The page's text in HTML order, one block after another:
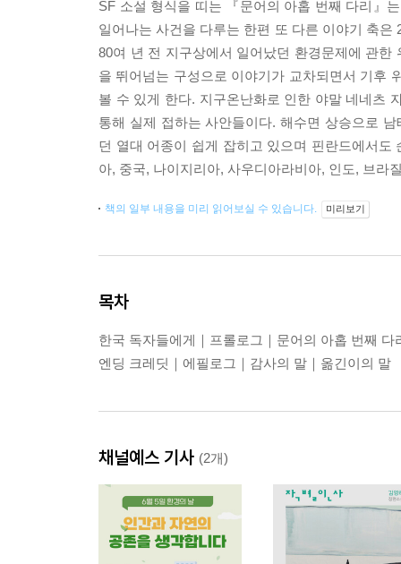
SF 소설 형식을 띠는 『문어의 아홉 번째 다리』
일어나는 사건을 다루는 한편 또 다른 이야기 축
80여 년 전 지구상에서 일어났던 환경문제에 관
을 뛰어넘는 구성으로 이야기가 교차되면서 기후
볼 수 있게 한다. 지구온난화로 인한 야말 네네츠
통해 실제 접하는 사안들이다. 해수면 상승으로
던 열대 어종이 쉽게 잡히고 있으며 핀란드에서
아, 중국, 나이지리아, 사우디아라비아, 인도, 브라
책의 일부 내용을 미리 읽어보실 수 있습니다. 미리보기
목차
한국 독자들에게｜프롤로그｜문어의 아홉 번째 다
엔딩 크레딧｜에필로그｜감사의 말｜옮긴이의 말
채널예스 기사 (2개)